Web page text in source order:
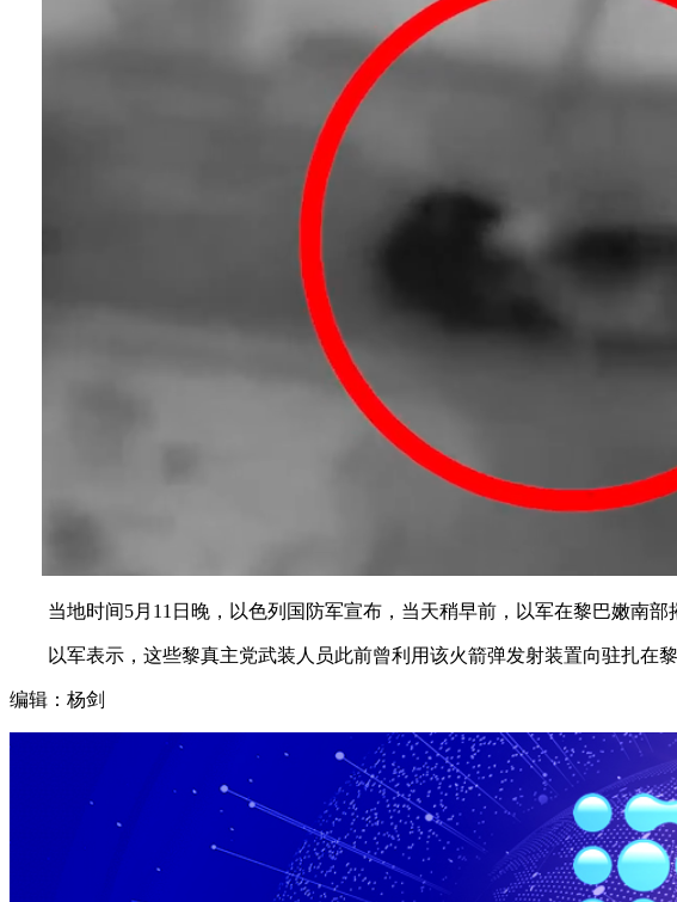
当地时间5月11日晚，以色列国防军宣布，当天稍早前，以军在黎巴嫩南部
以军表示，这些黎真主党武装人员此前曾利用该火箭弹发射装置向驻扎在黎
编辑：杨剑